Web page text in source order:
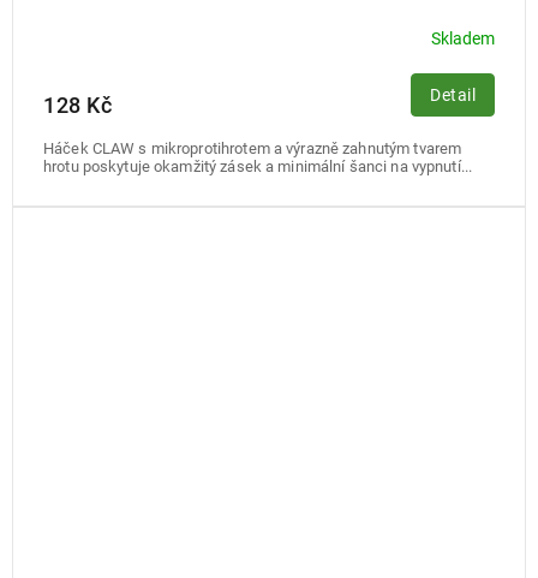
Skladem
128 Kč Detail
Háček CLAW s mikroprotihrotem a výrazně zahnutým tvarem
hrotu poskytuje okamžitý zásek a minimální šanci na vypnutí...